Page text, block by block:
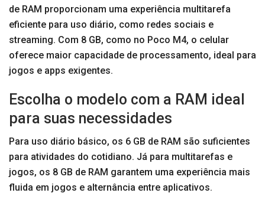
de RAM proporcionam uma experiência multitarefa
eficiente para uso diário, como redes sociais e
streaming. Com 8 GB, como no Poco M4, o celular
oferece maior capacidade de processamento, ideal para
jogos e apps exigentes.
Escolha o modelo com a RAM ideal
para suas necessidades
Para uso diário básico, os 6 GB de RAM são suficientes
para atividades do cotidiano. Já para multitarefas e
jogos, os 8 GB de RAM garantem uma experiência mais
fluida em jogos e alternância entre aplicativos.